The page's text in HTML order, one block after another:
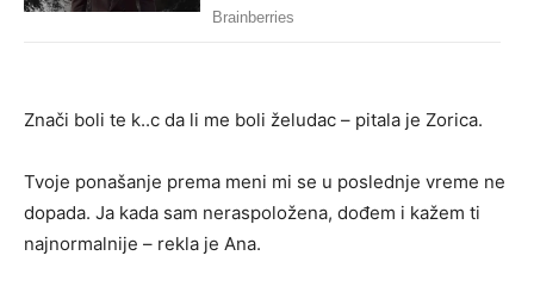
Znači boli te k..c da li me boli želudac – pitala je Zorica.
Tvoje ponašanje prema meni mi se u poslednje vreme ne
dopada. Ja kada sam neraspoložena, dođem i kažem ti
najnormalnije – rekla je Ana.